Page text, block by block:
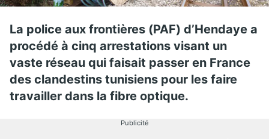
La police aux frontières (PAF) d’Hendaye a
procédé à cinq arrestations visant un
vaste réseau qui faisait passer en France
des clandestins tunisiens pour les faire
travailler dans la fibre optique.
Publicité